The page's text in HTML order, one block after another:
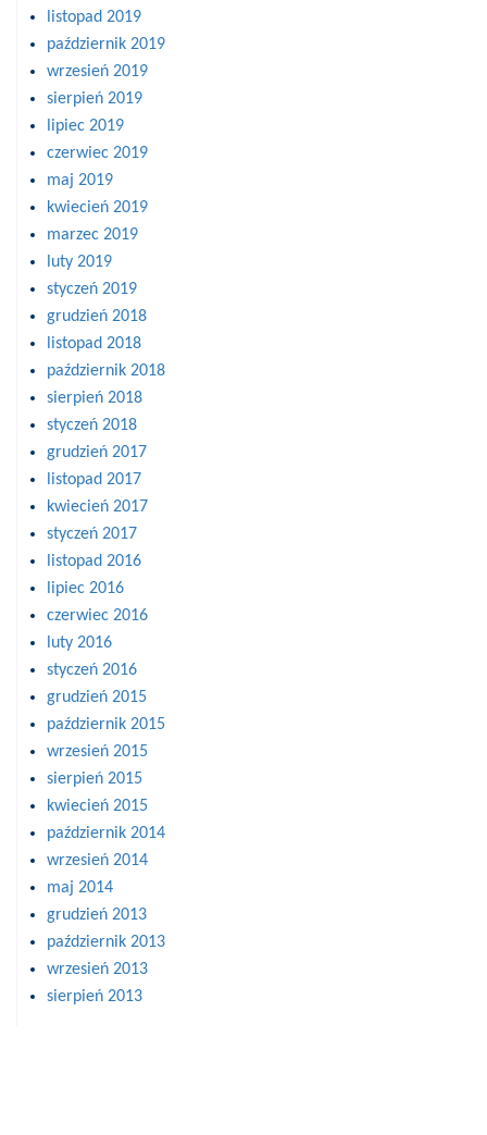
listopad 2019
październik 2019
wrzesień 2019
sierpień 2019
lipiec 2019
czerwiec 2019
maj 2019
kwiecień 2019
marzec 2019
luty 2019
styczeń 2019
grudzień 2018
listopad 2018
październik 2018
sierpień 2018
styczeń 2018
grudzień 2017
listopad 2017
kwiecień 2017
styczeń 2017
listopad 2016
lipiec 2016
czerwiec 2016
luty 2016
styczeń 2016
grudzień 2015
październik 2015
wrzesień 2015
sierpień 2015
kwiecień 2015
październik 2014
wrzesień 2014
maj 2014
grudzień 2013
październik 2013
wrzesień 2013
sierpień 2013